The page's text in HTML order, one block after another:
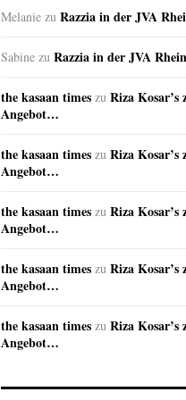
Melanie zu Razzia in der JVA
Sabine zu Razzia in der JVA
the kasaan times zu Riza Kosar’s
Angebot…
the kasaan times zu Riza Kosar’s
Angebot…
the kasaan times zu Riza Kosar’s
Angebot…
the kasaan times zu Riza Kosar’s
Angebot…
the kasaan times zu Riza Kosar’s
Angebot…